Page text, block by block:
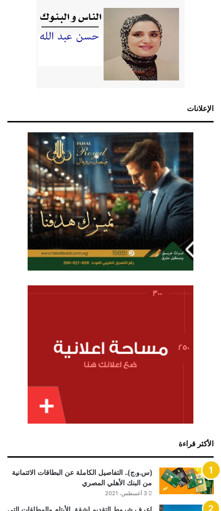
الإعلانات
الأكثر قراءة
(س.و.ج).. التفاصيل الكاملة عن البطاقات الائتمانية
من البنك الأهلي المصري
3 أغسطس، 2021